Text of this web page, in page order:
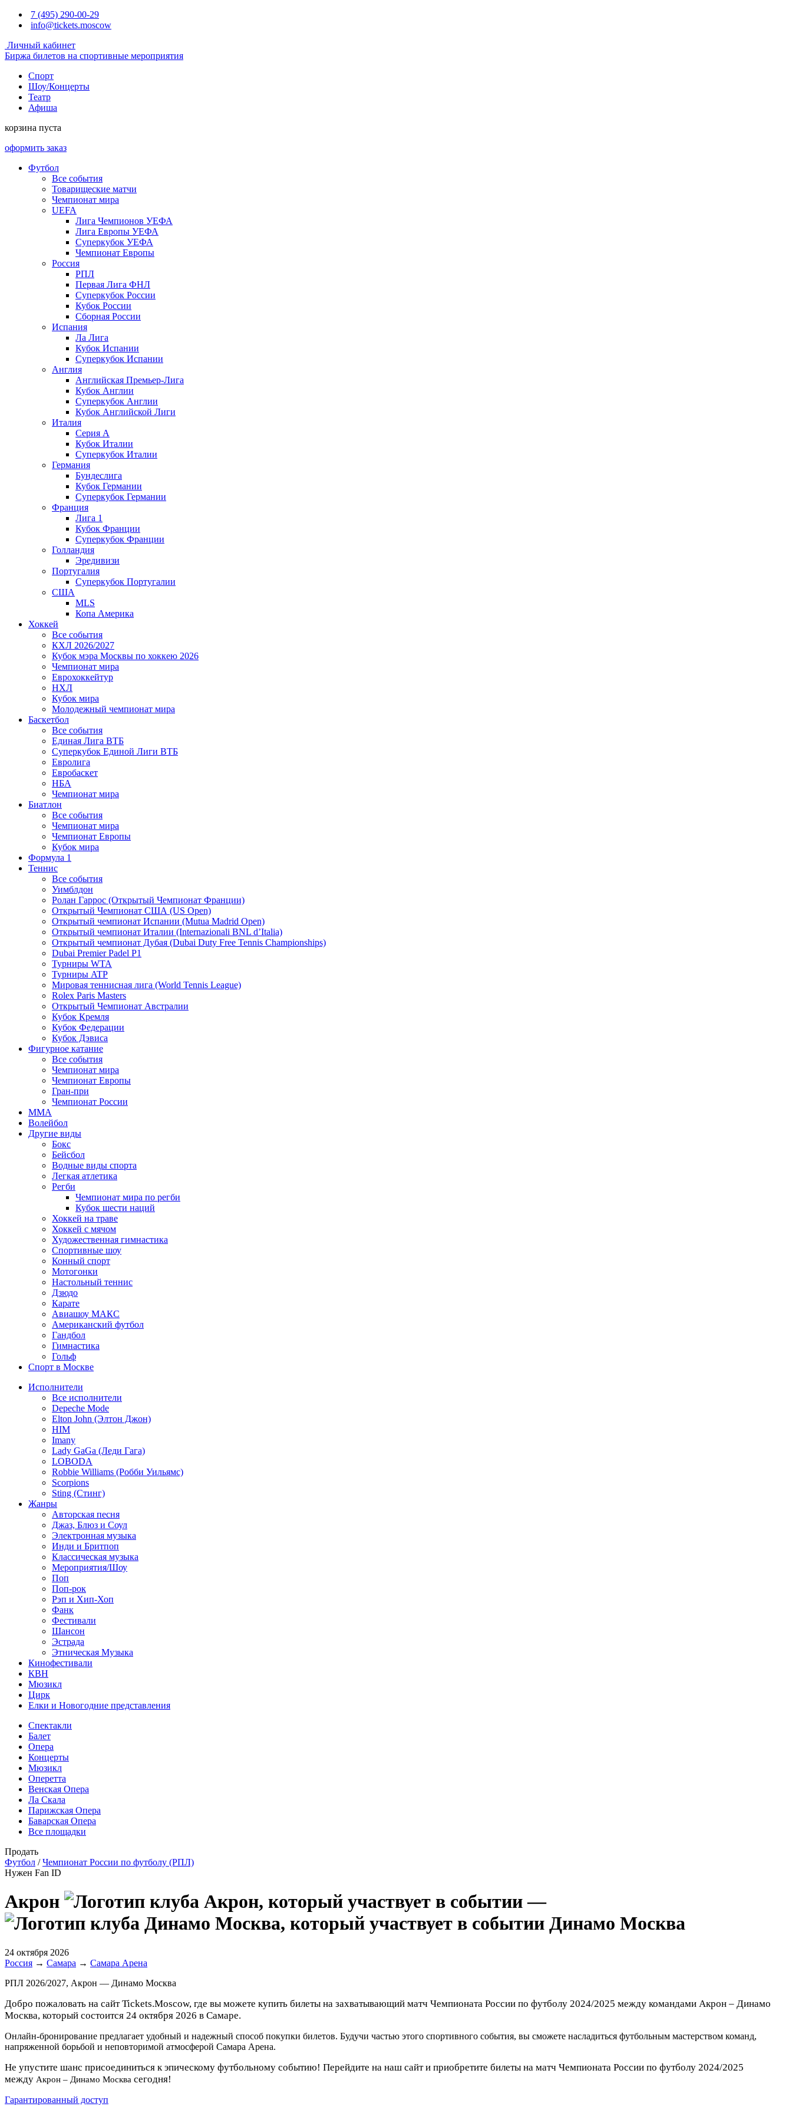
7 (495) 290-00-29
info@tickets.moscow
Личный кабинет
Биржа билетов на спортивные мероприятия
Спорт
Шоу/Концерты
Театр
Афиша
корзина пуста
оформить заказ
Футбол
Все события
Товарищеские матчи
Чемпионат мира
UEFA
Лига Чемпионов УЕФА
Лига Европы УЕФА
Суперкубок УЕФА
Чемпионат Европы
Россия
РПЛ
Первая Лига ФНЛ
Суперкубок России
Кубок России
Сборная России
Испания
Ла Лига
Кубок Испании
Суперкубок Испании
Англия
Английская Премьер-Лига
Кубок Англии
Суперкубок Англии
Кубок Английской Лиги
Италия
Серия А
Кубок Италии
Суперкубок Италии
Германия
Бундеслига
Кубок Германии
Суперкубок Германии
Франция
Лига 1
Кубок Франции
Суперкубок Франции
Голландия
Эредивизи
Португалия
Суперкубок Португалии
США
MLS
Копа Америка
Хоккей
Все события
КХЛ 2026/2027
Кубок мэра Москвы по хоккею 2026
Чемпионат мира
Еврохоккейтур
НХЛ
Кубок мира
Молодежный чемпионат мира
Баскетбол
Все события
Единая Лига ВТБ
Суперкубок Единой Лиги ВТБ
Евролига
Евробаскет
НБА
Чемпионат мира
Биатлон
Все события
Чемпионат мира
Чемпионат Европы
Кубок мира
Формула 1
Теннис
Все события
Уимблдон
Ролан Гаррос (Открытый Чемпионат Франции)
Открытый Чемпионат США (US Open)
Открытый чемпионат Испании (Mutua Madrid Open)
Открытый чемпионат Италии (Internazionali BNL d’Italia)
Открытый чемпионат Дубая (Dubai Duty Free Tennis Championships)
Dubai Premier Padel P1
Турниры WTA
Турниры ATP
Мировая теннисная лига (World Tennis League)
Rolex Paris Masters
Открытый Чемпионат Австралии
Кубок Кремля
Кубок Федерации
Кубок Дэвиса
Фигурное катание
Все события
Чемпионат мира
Чемпионат Европы
Гран-при
Чемпионат России
MMA
Волейбол
Другие виды
Бокс
Бейсбол
Водные виды спорта
Легкая атлетика
Регби
Чемпионат мира по регби
Кубок шести наций
Хоккей на траве
Хоккей с мячом
Художественная гимнастика
Спортивные шоу
Конный спорт
Мотогонки
Настольный теннис
Дзюдо
Карате
Авиашоу МАКС
Американский футбол
Гандбол
Гимнастика
Гольф
Спорт в Москве
Исполнители
Все исполнители
Depeche Mode
Elton John (Элтон Джон)
HIM
Imany
Lady GaGa (Леди Гага)
LOBODA
Robbie Williams (Робби Уильямс)
Scorpions
Sting (Стинг)
Жанры
Авторская песня
Джаз, Блюз и Соул
Электронная музыка
Инди и Бритпоп
Классическая музыка
Мероприятия/Шоу
Поп
Поп-рок
Рэп и Хип-Хоп
Фанк
Фестивали
Шансон
Эстрада
Этническая Музыка
Кинофестивали
КВН
Мюзикл
Цирк
Елки и Новогодние представления
Спектакли
Балет
Опера
Концерты
Мюзикл
Оперетта
Венская Опера
Ла Скала
Парижская Опера
Баварская Опера
Все площадки
Продать
Футбол /Чемпионат России по футболу (РПЛ)
Нужен Fan ID
Акрон
—
Динамо Москва
24 октября 2026
Россия → Самара → Самара Арена
РПЛ 2026/2027, Акрон — Динамо Москва
Добро пожаловать на сайт Tickets.Moscow, где вы можете купить билеты на захватывающий матч Чемпионата России по футболу 2024/2025 между командами Акрон – Динамо
Москва, который состоится 24 октября 2026 в Самаре.
Онлайн-бронирование предлагает удобный и надежный способ покупки билетов. Будучи частью этого спортивного события, вы сможете насладиться футбольным мастерством команд,
напряженной борьбой и неповторимой атмосферой Самара Арена.
Не упустите шанс присоединиться к эпическому футбольному событию! Перейдите на наш сайт и приобретите билеты на матч Чемпионата России по футболу 2024/2025
между Акрон – Динамо Москва сегодня!
Гарантированный доступ